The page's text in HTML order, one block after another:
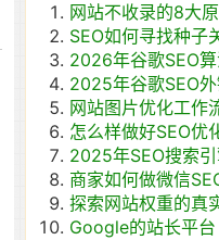
网站不收录的8大
SEO如何寻找种子
2026年谷歌SEO
2025年谷歌SEO
网站图片优化工作
怎么样做好SEO优
2025年SEO搜索
商家如何做微信
探索网站权重的真
Google的站长平